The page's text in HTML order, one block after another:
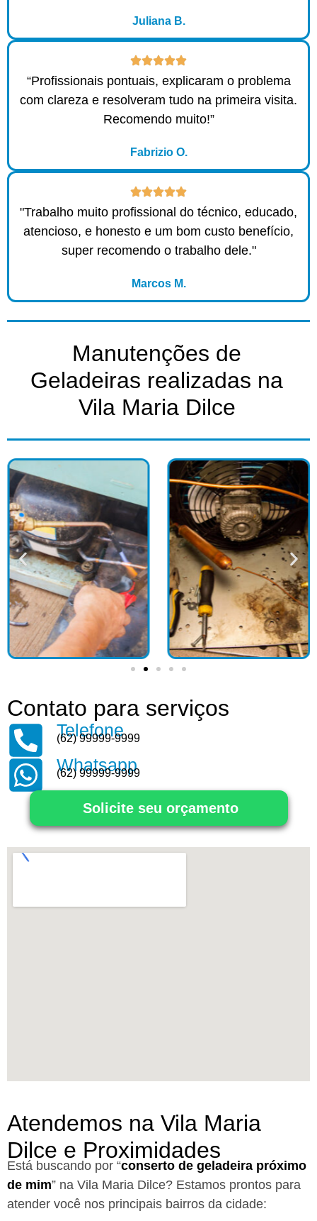
Juliana B.
“Profissionais pontuais, explicaram o problema
com clareza e resolveram tudo na primeira visita.
Recomendo muito!”
Fabrizio O.
"Trabalho muito profissional do técnico, educado,
atencioso, e honesto e um bom custo benefício,
super recomendo o trabalho dele."
Marcos M.
Manutenções de
Geladeiras realizadas na
Vila Maria Dilce​
Contato para serviços
Telefone
(62) 99999-9999
Whatsapp
(62) 99999-9999
Solicite seu orçamento
Atendemos na Vila Maria
Dilce e Proximidades
Está buscando por “conserto de geladeira próximo
de mim” na Vila Maria Dilce? Estamos prontos para
atender você nos principais bairros da cidade: